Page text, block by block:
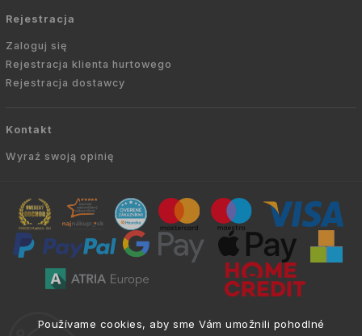
Používame cookies, aby sme Vám umožnili pohodlné
Rejestracja
Zaloguj się
Rejestracja klienta hurtowego
Rejestracja dostawcy
Kontakt
Wyraź swoją opinię